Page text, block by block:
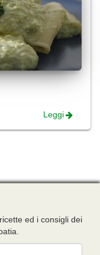
Leggi
ed i consigli dei